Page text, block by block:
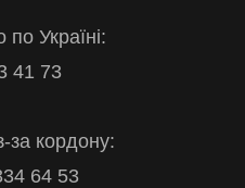
Україні:
41 73
за кордону:
64 53